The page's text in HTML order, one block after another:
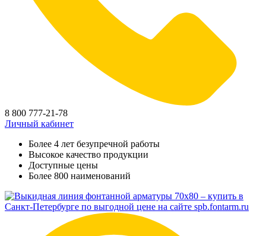
8 800 777-21-78
Личный кабинет
Более 4 лет безупречной работы
Высокое качество продукции
Доступные цены
Более 800 наименований